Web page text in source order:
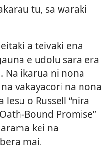
tu, sa waraki
a teivaki ena
e udolu sara era
Na ikarua ni nona
vakayacori na nona
o Russell “nira
Bound Promise”
kei na
mai.